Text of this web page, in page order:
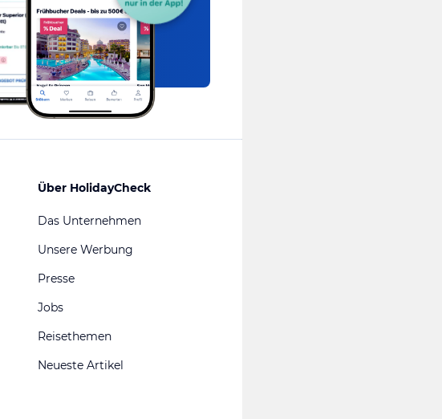
Über HolidayCheck
Das Unternehmen
Unsere Werbung
Presse
Jobs
Reisethemen
Neueste Artikel